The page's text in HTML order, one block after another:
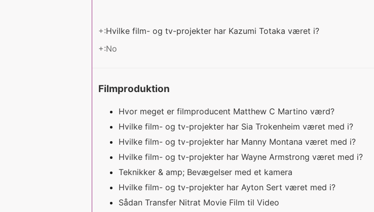
+:Hvilke film- og tv-projekter har Kazumi Totaka været i?
+:No
Filmproduktion
Hvor meget er filmproducent Matthew C Martino værd?
Hvilke film- og tv-projekter har Sia Trokenheim været med i?
Hvilke film- og tv-projekter har Manny Montana været med i?
Hvilke film- og tv-projekter har Wayne Armstrong været med i?
Teknikker & amp; Bevægelser med et kamera
Hvilke film- og tv-projekter har Ayton Sert været med i?
Sådan Transfer Nitrat Movie Film til Video